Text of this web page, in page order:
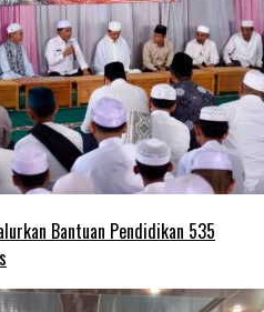
Bantuan Pendidikan 535